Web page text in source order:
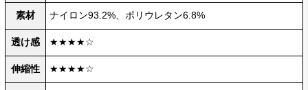
素材 ナイロン93.2%、ポリウレタン6.8%
透け感 ★★★★☆
伸縮性 ★★★★☆